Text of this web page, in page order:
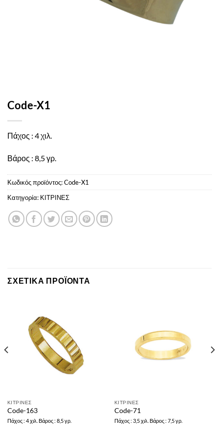
Code-X1
Πάχος : 4 χιλ.
Βάρος : 8,5 γρ.
Κωδικός προϊόντος:Code-X1
Κατηγορία: ΚΙΤΡΙΝΕΣ
ΣΧΕΤΙΚΆ ΠΡΟΪΌΝΤΑ
ΚΙΤΡΙΝΕΣ
Code-163
Πάχος : 4 χιλ. Βάρος : 8,5 γρ.
ΚΙΤΡΙΝΕΣ
Code-71
Πάχος : 3,5 χιλ. Βάρος : 7,5 γρ.